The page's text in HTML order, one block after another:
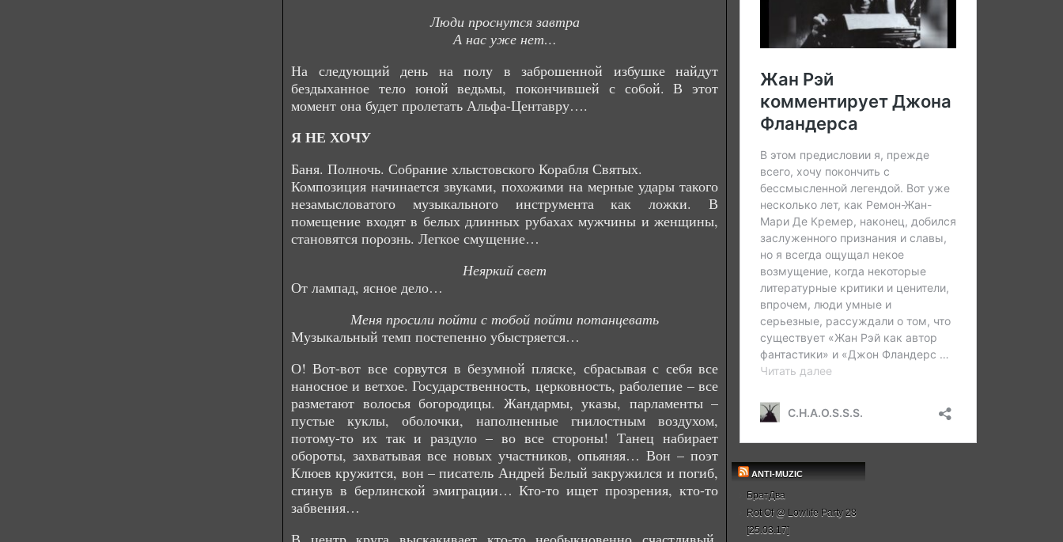
Люди проснутся завтра
А нас уже нет…
На следующий день на полу в заброшенной избушке найдут
бездыханное тело юной ведьмы, покончившей с собой. В этот
момент она будет пролетать Альфа-Центавру….
Я НЕ ХОЧУ
Баня. Полночь. Собрание хлыстовского Корабля Святых.
Композиция начинается звуками, похожими на мерные удары такого
незамысловатого музыкального инструмента как ложки. В
помещение входят в белых длинных рубахах мужчины и женщины,
становятся порознь. Легкое смущение…
Неяркий свет
От лампад, ясное дело…
Меня просили пойти с тобой пойти потанцевать
Музыкальный темп постепенно убыстряется…
О! Вот-вот все сорвутся в безумной пляске, сбрасывая с себя все
наносное и ветхое. Государственность, церковность, раболепие – все
разметают волосья богородицы. Жандармы, указы, парламенты –
пустые куклы, оболочки, наполненные гнилостным воздухом,
потому-то их так и раздуло – во все стороны! Танец набирает
обороты, захватывая все новых участников, опьяняя… Вон – поэт
Клюев кружится, вон – писатель Андрей Белый закружился и погиб,
сгинув в берлинской эмиграции… Кто-то ищет прозрения, кто-то
забвения…
ANTI-MUZIC
БратДва
Rot Of @ Lowlife Party 28
[25.03.17]